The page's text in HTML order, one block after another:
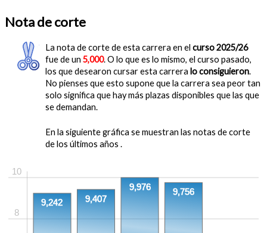
Nota de corte
La nota de corte de esta carrera en el curso 2025/26
fue de un 5,000. O lo que es lo mismo, el curso pasado,
los que desearon cursar esta carrera lo consiguieron.
No pienses que esto supone que la carrera sea peor tan
solo significa que hay más plazas disponibles que las que
se demandan.
En la siguiente gráfica se muestran las notas de corte
de los últimos años .
10
8
9,242 9,407
9,976 9,756